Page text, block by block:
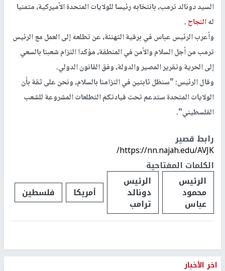
السيد دونالد ترمب، بانتخابه رئيسا للولايات المتحدة الأميركية، متمنيا
لهالنجاح.
وأعرب الرئيس عباس في برقية التهنئة، عن تطلعه إلى العمل مع الرئيس
ترمب من أجل السلام والأمن في المنطقة، مؤكدا التزام شعبنا بالسعي
إلى الحرية وتقرير المصير والدولة، وفق القانون الدولي.
وقال الرئيس: "سنظل ثابتين في التزامنا بالسلام، ونحن على ثقة بأن
الولايات المتحدة ستدعم تحت قيادتكم التطلعات المشروعة للشعب
الفلسطيني".
رابط قصير
https://nn.najah.edu/AVJK/
الكلمات المفتاحية
الرئيس
محمود
عباس
الرئيس
دونالد
ترامب
أمريكا فلسطين
اخر الأخبار